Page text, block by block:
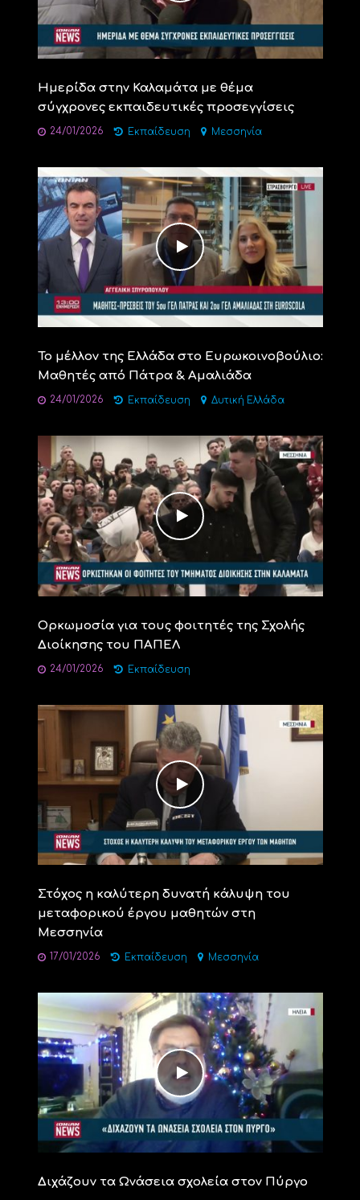
Ημερίδα στην Καλαμάτα με θέμα
σύγχρονες εκπαιδευτικές προσεγγίσεις
24/01/2026 Εκπαίδευση Μεσσηνία
Το μέλλον της Ελλάδα στο Ευρωκοινοβούλιο:
Μαθητές από Πάτρα & Αμαλιάδα
24/01/2026 Εκπαίδευση Δυτική Ελλάδα
Ορκωμοσία για τους φοιτητές της Σχολής
Διοίκησης του ΠΑΠΕΛ
24/01/2026 Εκπαίδευση
Στόχος η καλύτερη δυνατή κάλυψη του
μεταφορικού έργου μαθητών στη
Μεσσηνία
17/01/2026 Εκπαίδευση Μεσσηνία
Διχάζουν τα Ωνάσεια σχολεία στον Πύργο